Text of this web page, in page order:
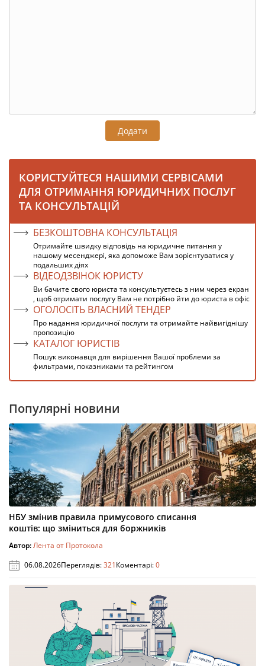
Додати
КОРИСТУЙТЕСЯ НАШИМИ СЕРВІСАМИ
ДЛЯ ОТРИМАННЯ ЮРИДИЧНИХ ПОСЛУГ
ТА КОНСУЛЬТАЦІЙ
БЕЗКОШТОВНА КОНСУЛЬТАЦІЯ
Отримайте швидку відповідь на юридичне питання у
нашому месенджері, яка допоможе Вам зорієнтуватися у
подальших діях
ВІДЕОДЗВІНОК ЮРИСТУ
Ви бачите свого юриста та консультуєтесь з ним через екран
, щоб отримати послугу Вам не потрібно йти до юриста в офіс
ОГОЛОСІТЬ ВЛАСНИЙ ТЕНДЕР
Про надання юридичної послуги та отримайте найвигіднішу
пропозицію
КАТАЛОГ ЮРИСТІВ
Пошук виконавця для вирішення Вашої проблеми за
фильтрами, показниками та рейтингом
Популярні новини
НБУ змінив правила примусового списання
коштів: що зміниться для боржників
Автор:Лента от Протокола
06.08.2026Переглядів:321Коментарі:0